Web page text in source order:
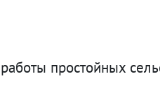
простойных